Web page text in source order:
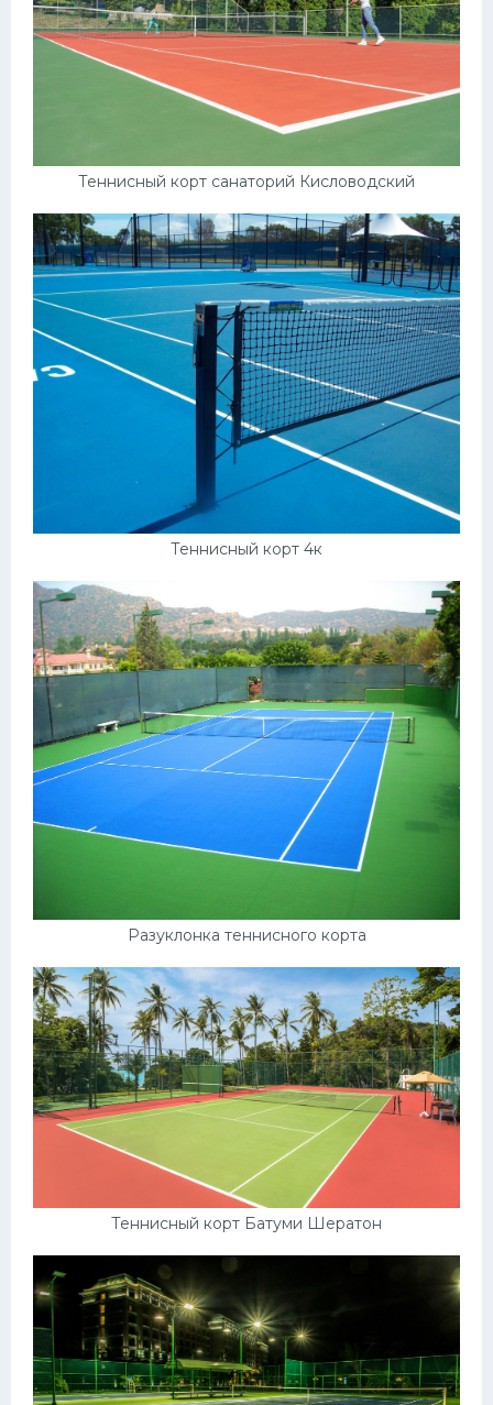
Теннисный корт санаторий Кисловодский
Теннисный корт 4к
Разуклонка теннисного корта
Теннисный корт Батуми Шератон